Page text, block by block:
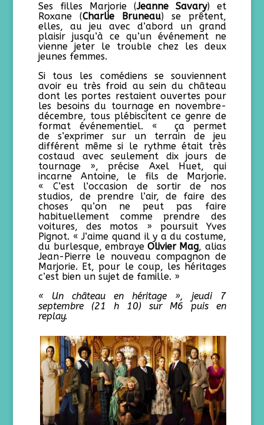
Ses filles Marjorie (Jeanne Savary) et
Roxane (Charlie Bruneau) se prêtent,
elles, au jeu avec d’abord un grand
plaisir jusqu’à ce qu’un événement ne
vienne jeter le trouble chez les deux
jeunes femmes.
Si tous les comédiens se souviennent
avoir eu très froid au sein du château
dont les portes restaient ouvertes pour
les besoins du tournage en novembre-
décembre, tous plébiscitent ce genre de
format événementiel. « ça permet
de s’exprimer sur un terrain de jeu
différent même si le rythme était très
costaud avec seulement dix jours de
tournage », précise Axel Huet, qui
incarne Antoine, le fils de Marjorie.
« C’est l’occasion de sortir de nos
studios, de prendre l’air, de faire des
choses qu’on ne peut pas faire
habituellement comme prendre des
voitures, des motos » poursuit Yves
Pignot. « J’aime quand il y a du costume,
du burlesque, embrayeOlivier Mag, alias
Jean-Pierre le nouveau compagnon de
Marjorie. Et, pour le coup, les héritages
c’est bien un sujet de famille. »
« Un château en héritage », jeudi 7
septembre (21 h 10) sur M6 puis en
replay.